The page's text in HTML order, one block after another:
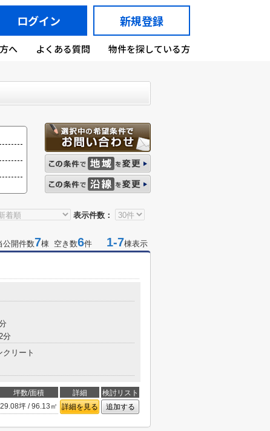
ログイン 新規登録
へ よくある質問 物件を探している方
表示件数：
公開件数7棟 空き数6件 1-7棟表示
分
クリート
坪数/面積 詳細
検討リスト
29.08坪 / 96.13㎡ 詳細を見る 追加する